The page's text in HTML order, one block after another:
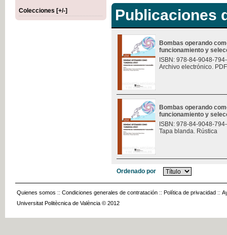
Colecciones [+/-] Publicaciones
Bombas operando
funcionamiento y
ISBN: 978-84-9048-
Archivo electrónico.
Bombas operando
funcionamiento y
ISBN: 978-84-9048-
Tapa blanda. Rústica
Ordenado por
Quienes somos :: Condiciones generales de contratación :: Política de privacidad ::
Universitat Politècnica de València © 2012